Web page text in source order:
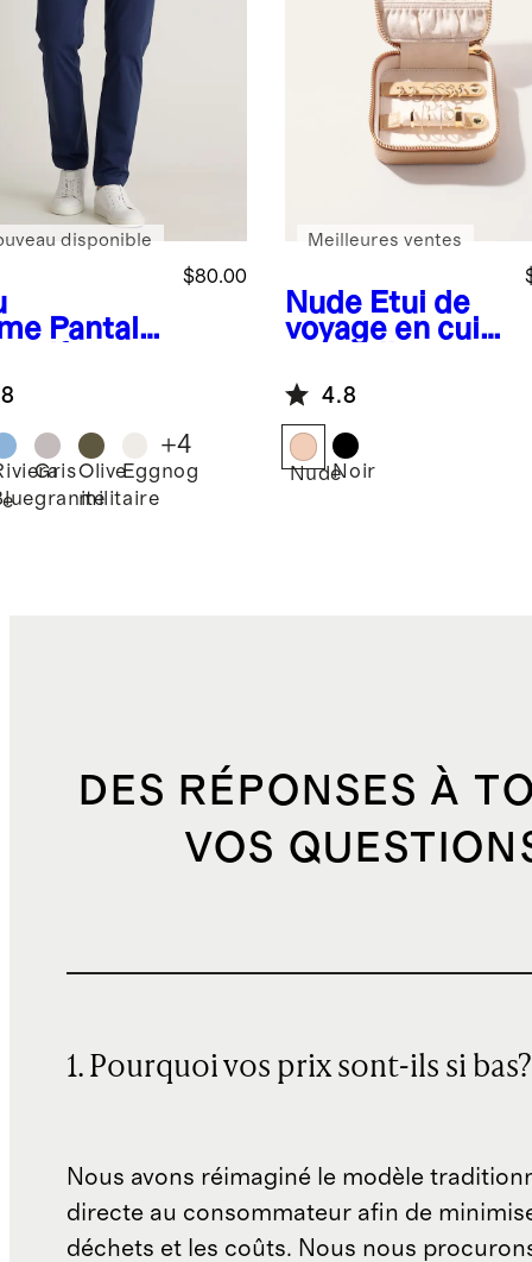
Pantalo
$80.00
disponible
Gris
granite
Olive
militaire
Eggnog
+4
Nude Étui de
voyage en cuir
Meilleures ventes
4.8
NudeNoir
DES RÉPONSES À
VOS
1. Pourquoi vos prix sont-ils si bas?
Nous avons réimaginé le modèle
directe au consommateur afin de
déchets et les coûts. Nous nous